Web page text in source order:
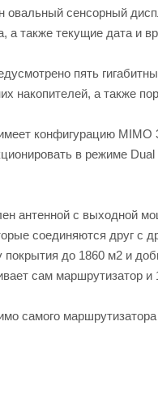
овальный сенсорный
а также текущие дата и
пять
накопителей, а также
конфигурацию
в режиме
антенной с выходной
соединяются друг с
до 1860 м2 и
сам маршрутизатор
самого